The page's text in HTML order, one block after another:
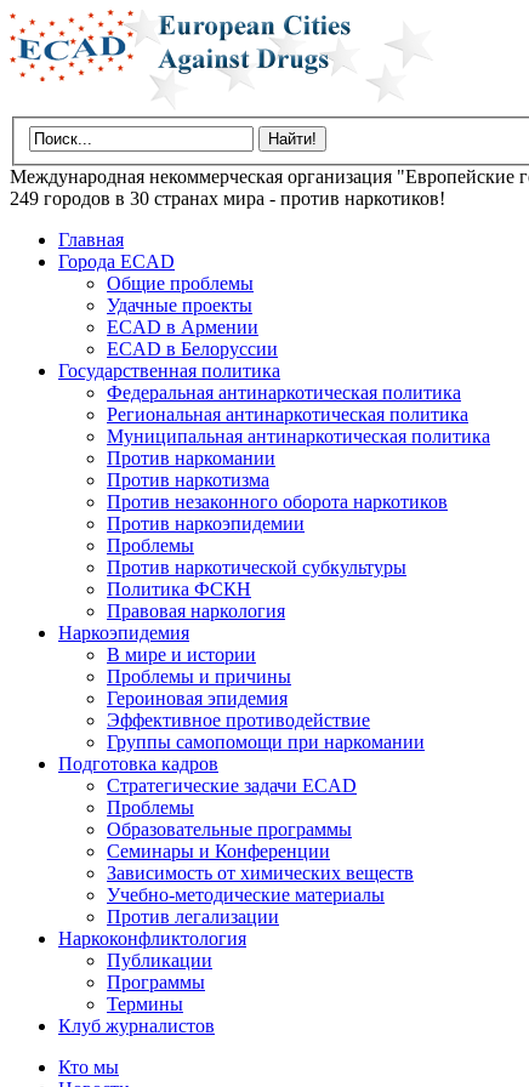
Международная некоммерческая организация "Европейские
249 городов в 30 странах мира - против наркотиков!
Главная
Города ECAD
Общие проблемы
Удачные проекты
ECAD в Армении
ECAD в Белоруссии
Государственная политика
Федеральная антинаркотическая политика
Региональная антинаркотическая политика
Муниципальная антинаркотическая политика
Против наркомании
Против наркотизма
Против незаконного оборота наркотиков
Против наркоэпидемии
Проблемы
Против наркотической субкультуры
Политика ФСКН
Правовая наркология
Наркоэпидемия
В мире и истории
Проблемы и причины
Героиновая эпидемия
Эффективное противодействие
Группы самопомощи при наркомании
Подготовка кадров
Стратегические задачи ECAD
Проблемы
Образовательные программы
Семинары и Конференции
Зависимость от химических веществ
Учебно-методические материалы
Против легализации
Наркоконфликтология
Публикации
Программы
Термины
Клуб журналистов
Кто мы